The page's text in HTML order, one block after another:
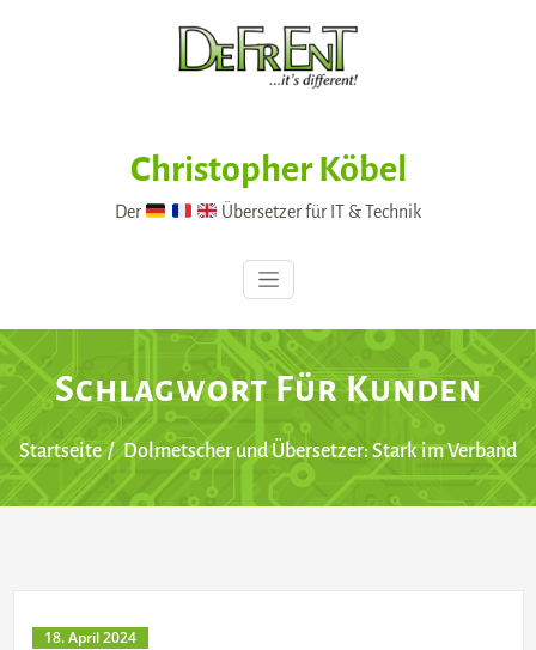
Christopher Köbel
Der Übersetzer für IT & Technik
Schlagwort Für Kunden
Startseite Dolmetscher und Übersetzer: Stark im Verband
18. April 2024